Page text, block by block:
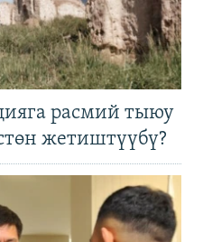
расмий тыюу
жетиштүүбү?